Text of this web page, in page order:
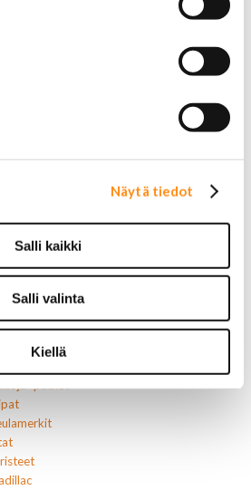
Näytä tiedot
Salli kaikki
Salli valinta
Kiellä
merkit
merkit
merkit
merkit
logot